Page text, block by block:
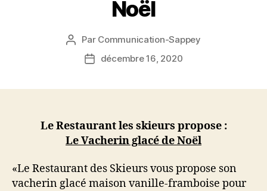
Noël
Auteur
l’article
Par Communication-Sappey
Datedécembre 16, 2020
Le Restaurant les skieurs propose :
Le Vacherin glacé de Noël
«Le Restaurant des Skieurs vous propose son
vacherin glacé maison vanille-framboise pour